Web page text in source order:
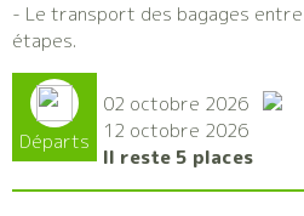
- Le transport des bagages
étapes.
Départs
02 octobre 2026
12 octobre 2026
Il reste 5 places